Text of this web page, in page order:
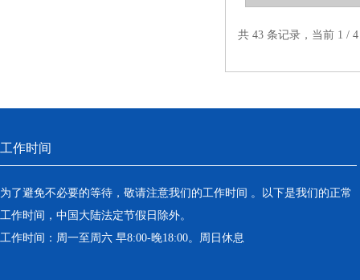
共 43 条记录，当前 1
工作时间
为了避免不必要的等待，敬请注意我们的工作时间 。以下是我们的正常
工作时间，中国大陆法定节假日除外。
工作时间：周一至周六 早8:00-晚18:00。周日休息